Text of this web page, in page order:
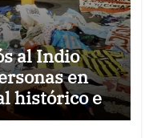
al Indio
en
histórico en